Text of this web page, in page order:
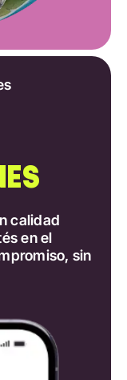
calidad
en el
sin